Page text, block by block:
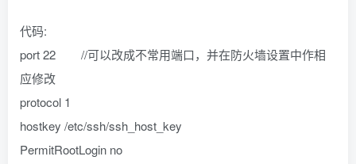
代码:
port 22 //可以改成不常用端口，并在防火墙设置中作相
应修改
protocol 1
hostkey /etc/ssh/ssh_host_key
PermitRootLogin no